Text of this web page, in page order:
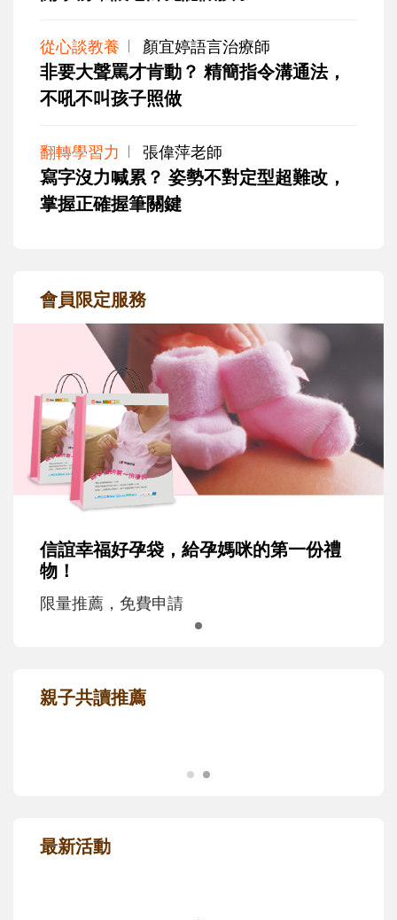
從心談教養 顏宜婷語言治療師
非要大聲罵才肯動？ 精簡指令溝通法，
不吼不叫孩子照做
翻轉學習力 張偉萍老師
寫字沒力喊累？ 姿勢不對定型超難改，
掌握正確握筆關鍵
會員限定服務
信誼幸福好孕袋，給孕媽咪的第一份禮
物！
限量推薦，免費申請
親子共讀推薦
最新活動